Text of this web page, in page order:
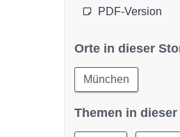
PDF-Version
Orte in dieser
München
Themen in